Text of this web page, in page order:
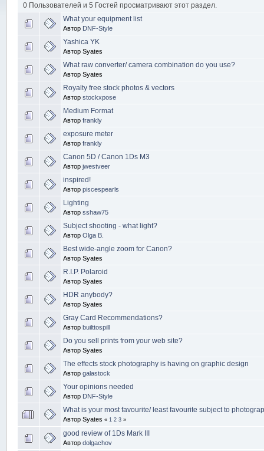
0 Пользователей и 5 Гостей просматривают этот раздел.
What your equipment list
Автор DNF-Style
Yashica YK
Автор Syates
What raw converter/ camera combination do you use?
Автор Syates
Royalty free stock photos & vectors
Автор stockxpose
Medium Format
Автор frankly
exposure meter
Автор frankly
Canon 5D / Canon 1Ds M3
Автор jwestveer
inspired!
Автор piscespearls
Lighting
Автор sshaw75
Subject shooting - what light?
Автор Olga B.
Best wide-angle zoom for Canon?
Автор Syates
R.I.P. Polaroid
Автор Syates
HDR anybody?
Автор Syates
Gray Card Recommendations?
Автор builttospill
Do you sell prints from your web site?
Автор Syates
The effects stock photography is having on graphic design
Автор galastock
Your opinions needed
Автор DNF-Style
What is your most favourite/ least favourite subject to
Автор Syates « 1 2 3»
good review of 1Ds Mark III
Автор dolgachov